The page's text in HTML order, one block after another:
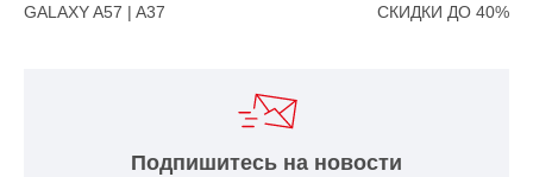
GALAXY A57 | A37 СКИДКИ ДО 40%
Подпишитесь на новости